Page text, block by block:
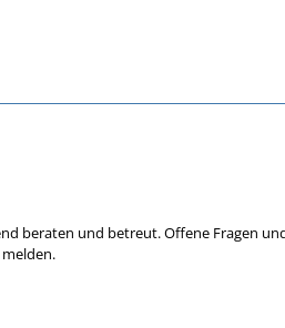
beraten und betreut. Offene Fragen